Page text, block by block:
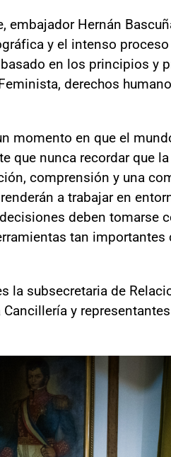
embajador Hernán
y el intenso
en los principios y
derechos
momento en que el
que nunca recordar que
comprensión y una
a trabajar en
deben tomarse
tan
la subsecretaria de
y